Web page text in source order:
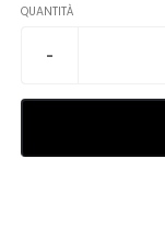
QUANTITÀ